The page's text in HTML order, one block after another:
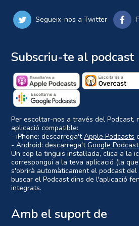
Segueix-nos a Twitter
Subscriu-te al podcast
Per escoltar-nos a través del Podcast,
aplicació compatible:
- iPhone: descarrega'tApple Podcasts
- Android: descarrega'tGoogle
Un cop la tinguis instal·lada, clica a la
correspongui a la teva aplicació (la
s'obrirà automàticament el podcast del
buscar el Podcast dins de l'aplicació
integrats.
Amb el suport de